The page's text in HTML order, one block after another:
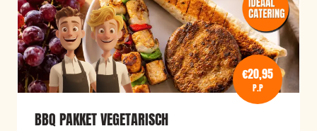
€20,95
P.P
BBQ PAKKET VEGETARISCH